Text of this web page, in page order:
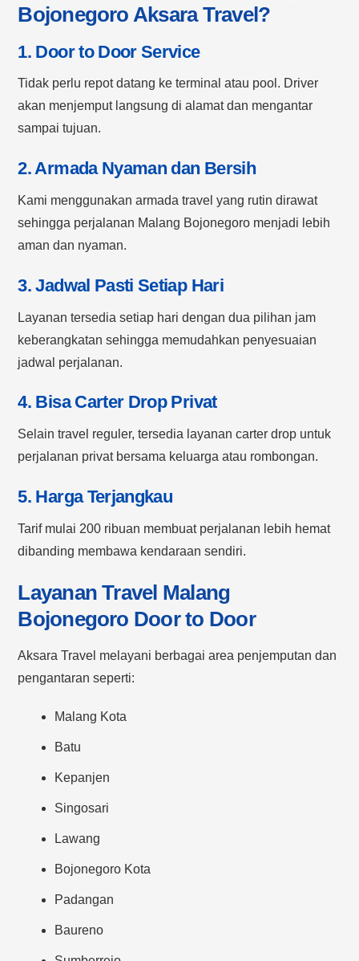
Bojonegoro Aksara Travel?
1. Door to Door Service
Tidak perlu repot datang ke terminal atau pool. Driver
akan menjemput langsung di alamat dan mengantar
sampai tujuan.
2. Armada Nyaman dan Bersih
Kami menggunakan armada travel yang rutin dirawat
sehingga perjalanan Malang Bojonegoro menjadi lebih
aman dan nyaman.
3. Jadwal Pasti Setiap Hari
Layanan tersedia setiap hari dengan dua pilihan jam
keberangkatan sehingga memudahkan penyesuaian
jadwal perjalanan.
4. Bisa Carter Drop Privat
Selain travel reguler, tersedia layanan carter drop untuk
perjalanan privat bersama keluarga atau rombongan.
5. Harga Terjangkau
Tarif mulai 200 ribuan membuat perjalanan lebih hemat
dibanding membawa kendaraan sendiri.
Layanan Travel Malang
Bojonegoro Door to Door
Aksara Travel melayani berbagai area penjemputan dan
pengantaran seperti:
Malang Kota
Batu
Kepanjen
Singosari
Lawang
Bojonegoro Kota
Padangan
Baureno